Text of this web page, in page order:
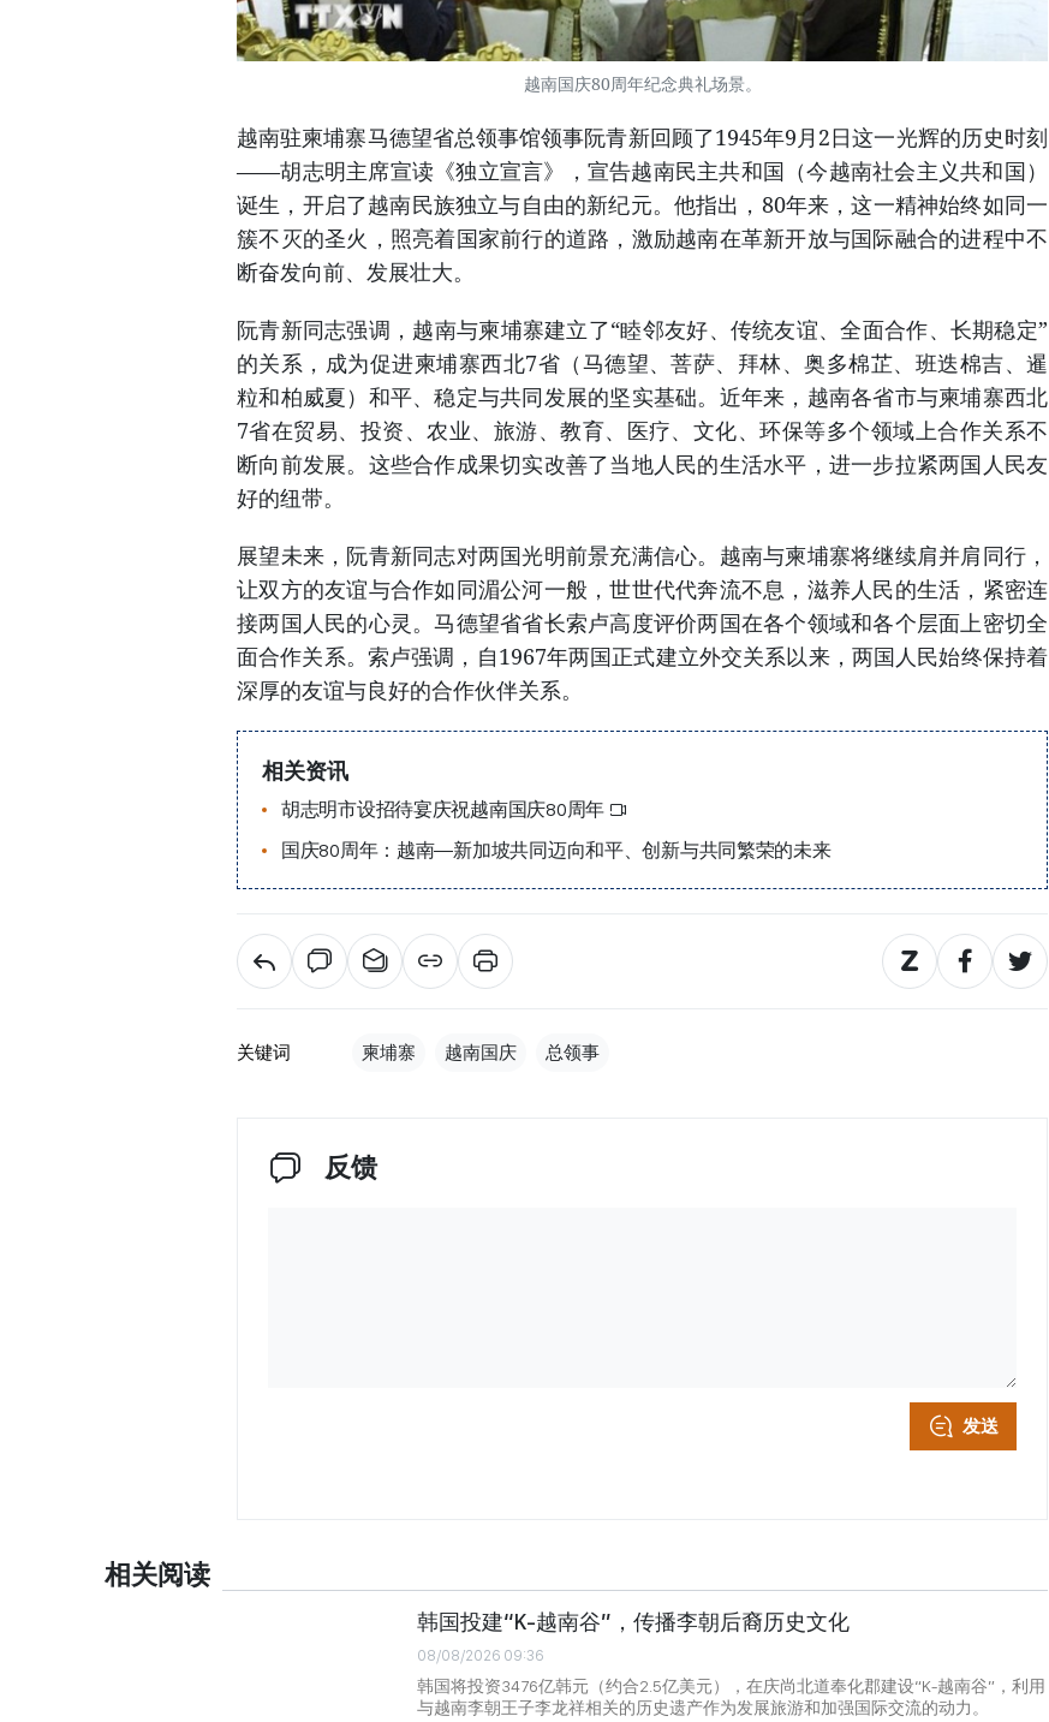
越南国庆80周年纪念典礼场景。
越南驻柬埔寨马德望省总领事馆领事阮青新回顾了1945年9月2日这一光辉的历史时刻
——胡志明主席宣读《独立宣言》，宣告越南民主共和国（今越南社会主义共和国）
诞生，开启了越南民族独立与自由的新纪元。他指出，80年来，这一精神始终如同一
簇不灭的圣火，照亮着国家前行的道路，激励越南在革新开放与国际融合的进程中不
断奋发向前、发展壮大。
阮青新同志强调，越南与柬埔寨建立了“睦邻友好、传统友谊、全面合作、长期稳定”
的关系，成为促进柬埔寨西北7省（马德望、菩萨、拜林、奥多棉芷、班迭棉吉、暹
粒和柏威夏）和平、稳定与共同发展的坚实基础。近年来，越南各省市与柬埔寨西北
7省在贸易、投资、农业、旅游、教育、医疗、文化、环保等多个领域上合作关系不
断向前发展。这些合作成果切实改善了当地人民的生活水平，进一步拉紧两国人民友
好的纽带。
展望未来，阮青新同志对两国光明前景充满信心。越南与柬埔寨将继续肩并肩同行，
让双方的友谊与合作如同湄公河一般，世世代代奔流不息，滋养人民的生活，紧密连
接两国人民的心灵。马德望省省长索卢高度评价两国在各个领域和各个层面上密切全
面合作关系。索卢强调，自1967年两国正式建立外交关系以来，两国人民始终保持着
深厚的友谊与良好的合作伙伴关系。
相关资讯
胡志明市设招待宴庆祝越南国庆80周年
国庆80周年：越南—新加坡共同迈向和平、创新与共同繁荣的未来
关键词 柬埔寨 越南国庆 总领事
反馈
发送
相关阅读
韩国投建“K-越南谷”，传播李朝后裔历史文化
08/08/2026 09:36
韩国将投资3476亿韩元（约合2.5亿美元），在庆尚北道奉化郡建设“K-越南谷”，利用
与越南李朝王子李龙祥相关的历史遗产作为发展旅游和加强国际交流的动力。